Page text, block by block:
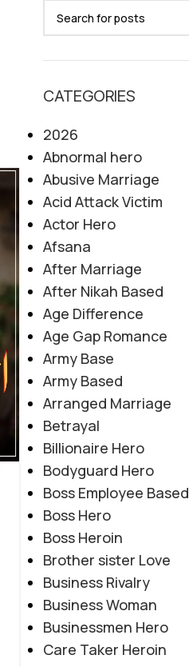
CATEGORIES
2026
Abnormal hero
Abusive Marriage
Acid Attack Victim
Actor Hero
Afsana
After Marriage
After Nikah Based
Age Difference
Age Gap Romance
Army Base
Army Based
Arranged Marriage
Betrayal
Billionaire Hero
Bodyguard Hero
Boss Employee Based
Boss Hero
Boss Heroin
Brother sister Love
Business Rivalry
Business Woman
Businessmen Hero
Care Taker Heroin